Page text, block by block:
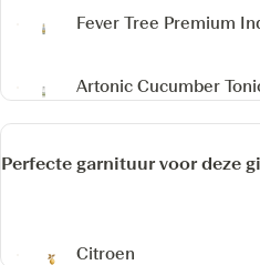
Fever Tree Premium
Artonic Cucumber
Perfecte garnituur voor deze
Citroen